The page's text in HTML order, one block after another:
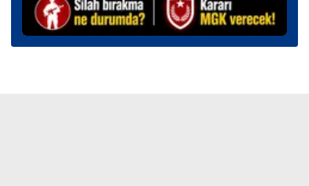
kullanılmaktadır. Diğer çerezler, sitemizin daha işlevsel
kılınması ve kişiselleştirilmesi ve sizlere yönelik
reklam/pazarlama faaliyetlerinin yapılması, amaçlarıyla